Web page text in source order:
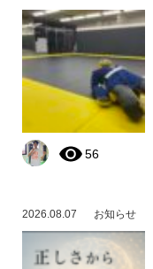
56
2026.08.07 お知らせ